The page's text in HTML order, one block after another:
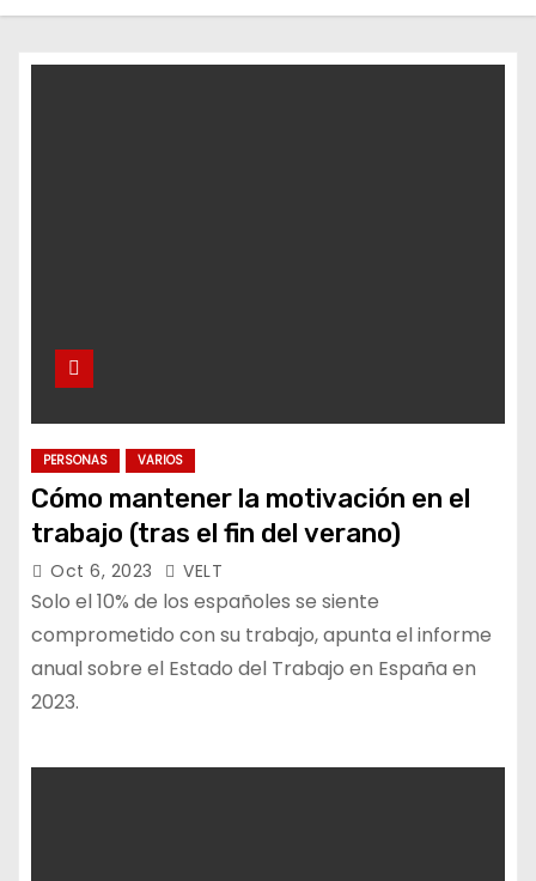
o
PERSONAS VARIOS
Cómo mantener la motivación en el
trabajo (tras el fin del verano)
Oct 6, 2023 VELT
Solo el 10% de los españoles se siente
comprometido con su trabajo, apunta el informe
anual sobre el Estado del Trabajo en España en
2023.